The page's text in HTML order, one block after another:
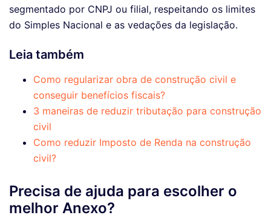
segmentado por CNPJ ou filial, respeitando os limites
do Simples Nacional e as vedações da legislação.
Leia também
Como regularizar obra de construção civil e
conseguir benefícios fiscais?
3 maneiras de reduzir tributação para construção
civil
Como reduzir Imposto de Renda na construção
civil?
Precisa de ajuda para escolher o
melhor Anexo?